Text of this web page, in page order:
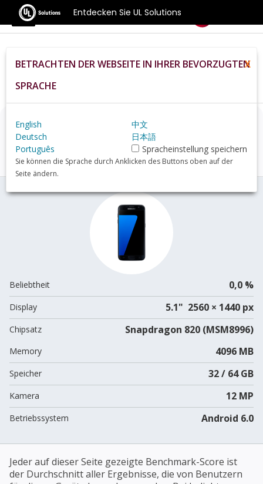
Entdecken Sie UL Solutions
Benchmarks
Home De Hardware
Phone
Samsung+Galaxy+S7+(MSM8996)+review
Samsung Galaxy S7
(MSM8996)Übersicht
Beliebtheit 0,0 %
Display 5.1" 2560 × 1440 px
Chipsatz Snapdragon 820 (MSM8996)
Memory 4096 MB
Speicher 32 / 64 GB
Kamera 12 MP
Betriebssystem Android 6.0
Jeder auf dieser Seite gezeigte Benchmark-Score ist
der Durchschnitt aller Ergebnisse, die von Benutzern
BETRACHTEN DER WEBSEITE IN IHRER BEVORZUGTEN
SPRACHE
X
English
中文
Deutsch
日本語
Português
Spracheinstellung speichern
Sie können die Sprache durch Anklicken des Buttons oben auf der
Seite ändern.